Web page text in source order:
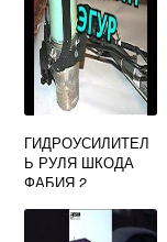
ГИДРОУСИЛИТЕЛ
Ь РУЛЯ ШКОДА
ФАБИЯ 2